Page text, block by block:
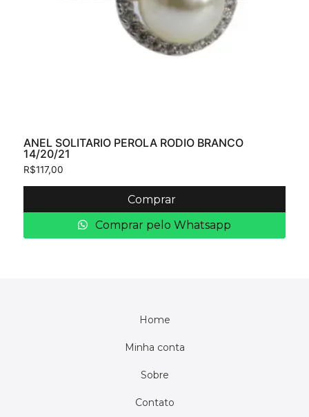
ANEL SOLITARIO PEROLA RODIO BRANCO
14/20/21
R$117,00
Comprar
Comprar pelo Whatsapp
Home
Minha conta
Sobre
Contato